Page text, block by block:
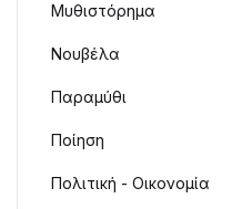
Μυθιστόρημα
Νουβέλα
Παραμύθι
Ποίηση
Πολιτική - Οικονομία